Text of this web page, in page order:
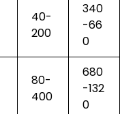
40-
200
340
-66
0
80-
400
680
-132
0